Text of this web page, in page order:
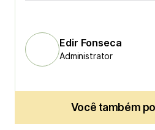
Edir Fonseca
Administrator
Você também